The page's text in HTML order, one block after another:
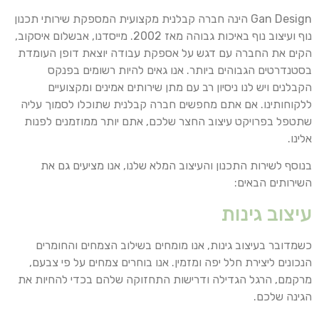
Gan Design הינה חברה קבלנית מקצועית המספקת שירותי תכנון
נוף ועיצוב נוף באיכות גבוהה מאז 2002. מייסדנו, אבשלום איסקוב,
הקים את החברה עם דגש על אספקת עבודה יוצאת דופן העומדת
בסטנדרטים הגבוהים ביותר. אנו גאים להיות רשומים בפנקס
הקבלנים ויש לנו ניסיון רב עם מתן שירותים אמינים ומקצועיים
ללקוחותינו. אם אתם מחפשים חברה קבלנית שתוכלו לסמוך עליה
שתטפל בפרויקט עיצוב החצר שלכם, אתם יותר ממוזמנים לפנות
אלינו.
בנוסף לשירות התכנון והעיצוב המלא שלנו, אנו מציעים גם את
השירותים הבאים:
עיצוב גינות
כשמדובר בעיצוב גינות, אנו מומחים בשילוב הצמחים והחומרים
הנכונים ליצירת חלל יפה ומזמין. אנו בוחרים צמחים על פי צבעם,
מרקמם, הרגל הגדילה ודרישות התחזוקה שלהם בכדי להחיות את
הגינה שלכם.